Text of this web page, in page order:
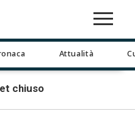
Attualità
chiuso